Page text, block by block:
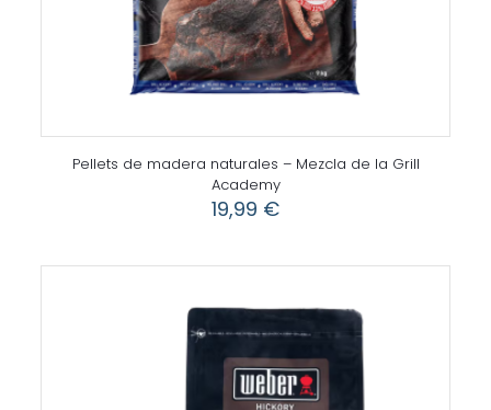
Pellets de madera naturales – Mezcla de la Grill
Academy
19,99 €